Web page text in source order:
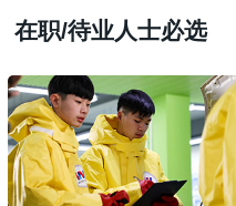
在职/待业人士必选